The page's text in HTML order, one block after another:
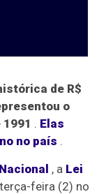
de R$
o
. Elas
no país .
, a Lei
feira (2) no